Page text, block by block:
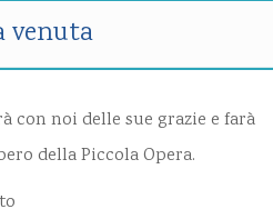
venuta
con noi delle sue grazie e farà
della Piccola Opera.